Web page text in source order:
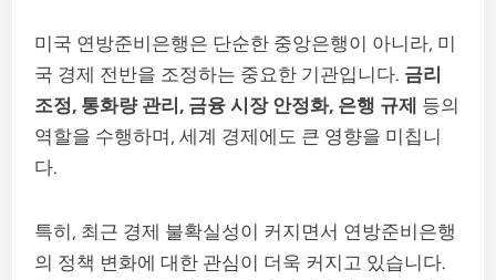
미국 연방준비은행은 단순한 중앙은행이 아니라, 미
국 경제 전반을 조정하는 중요한 기관입니다. 금리
조정, 통화량 관리, 금융 시장 안정화, 은행 규제 등의
역할을 수행하며, 세계 경제에도 큰 영향을 미칩니
다.
특히, 최근 경제 불확실성이 커지면서 연방준비은행
의 정책 변화에 대한 관심이 더욱 커지고 있습니다.